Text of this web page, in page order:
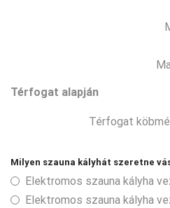
Térfogat alapján
Térfogat
Milyen szauna kályhát szeretne
Elektromos szauna kályha
Elektromos szauna kályha